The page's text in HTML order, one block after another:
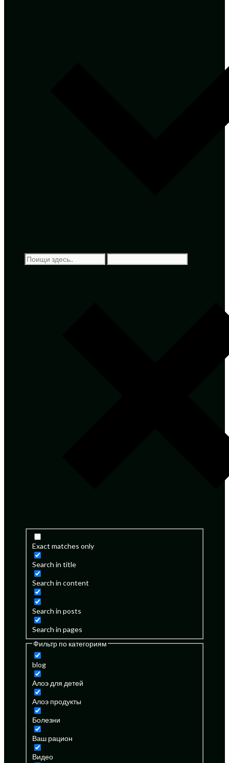
Exact matches only
Search in title
Search in content
Search in posts
Search in pages
Фильтр по категориям
blog
Алоэ для детей
Алоэ продукты
Болезни
Ваш рацион
Видео